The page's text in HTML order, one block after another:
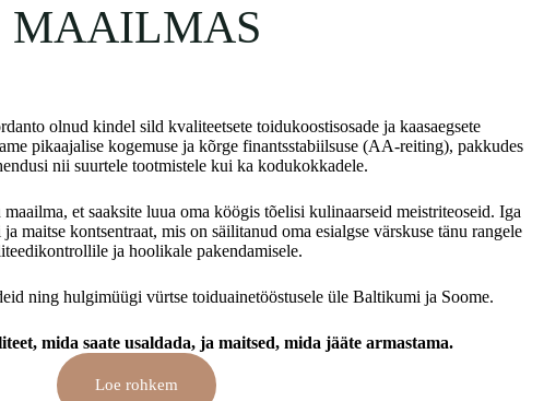
MAAILMAS
olnud kindel sild kvaliteetsete toidukoostisosade ja kaasaegsete
pikaajalise kogemuse ja kõrge finantsstabiilsuse (AA-reiting), pakkudes
nii suurtele tootmistele kui ka kodukokkadele.
et saaksite luua oma köögis tõelisi kulinaarseid meistriteoseid. Iga
maitse kontsentraat, mis on säilitanud oma esialgse värskuse tänu rangele
ja hoolikale pakendamisele.
ning hulgimüügi vürtse toiduainetööstusele üle Baltikumi ja Soome.
mida saate usaldada, ja maitsed, mida jääte armastama.
Loe rohkem